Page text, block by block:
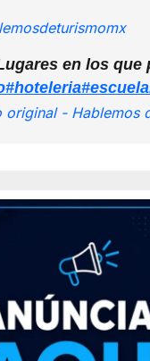
en los
#hoteleria
- Hablemos